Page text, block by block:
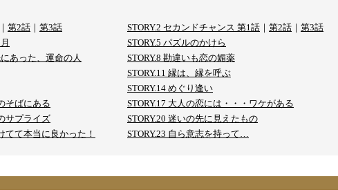
｜ 第2話 ｜ 第3話 STORY.2 セカンドチャンス 第1話 ｜ 第2話 ｜ 第3話
STORY.5 パズルのかけら
あった、運命の人
STORY.8 勘違いも恋の媚薬
STORY.11 縁は、縁を呼ぶ
STORY.14 めぐり逢い
そばにある
STORY.17 大人の恋には・・・ワケがある
サプライズ
STORY.20 迷いの先に見えたもの
てて本当に良かった！
STORY.23 自ら意志を持って…